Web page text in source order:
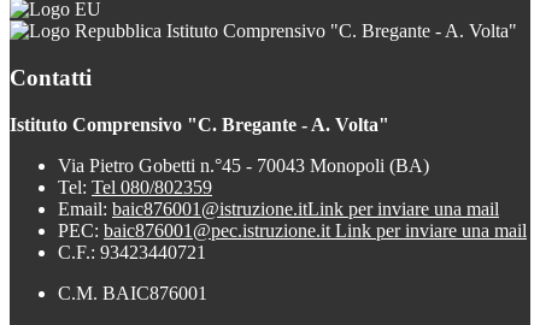
Istituto Comprensivo "C. Bregante - A. Volta"
Contatti
Istituto Comprensivo "C. Bregante - A. Volta"
Via Pietro Gobetti n.°45 - 70043 Monopoli (BA)
Tel: Tel 080/802359
Email: baic876001@istruzione.itLink per inviare una mail
PEC: baic876001@pec.istruzione.it Link per inviare una mail
C.F.: 93423440721
C.M. BAIC876001